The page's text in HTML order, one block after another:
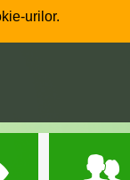
urilor.